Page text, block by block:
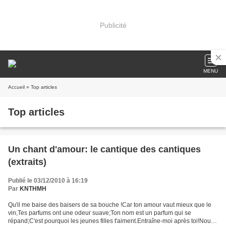
Publicité
MENU
Accueil » Top articles
Top articles
Un chant d'amour: le cantique des cantiques
(extraits)
Publié le 03/12/2010 à 16:19
Par KNTHMH
Qu'il me baise des baisers de sa bouche !Car ton amour vaut mieux que le
vin,Tes parfums ont une odeur suave;Ton nom est un parfum qui se
répand;C'est pourquoi les jeunes filles t'aiment.Entraîne-moi après toi!Nous